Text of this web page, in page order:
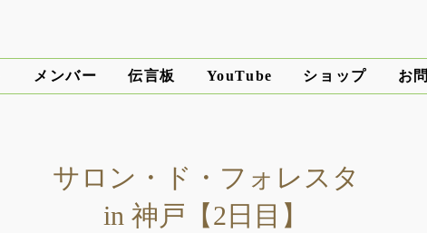
メンバー 伝言板 YouTube ショップ お
サロン・ド・フォレスタ
in 神戸【2日目】